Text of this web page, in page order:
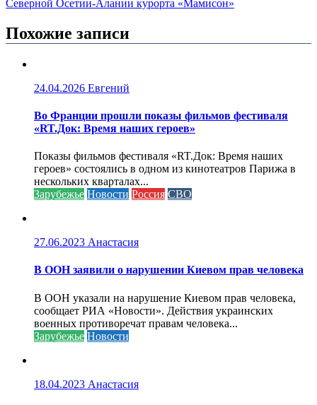
Северной Осетии-Алании курорта «Мамисон»
Похожие записи
24.04.2026 Евгений
Во Франции прошли показы фильмов фестиваля
«RT.Док: Время наших героев»
Показы фильмов фестиваля «RT.Док: Время наших
героев» состоялись в одном из кинотеатров Парижа в
нескольких кварталах...
Зарубежье Новости Россия СВО
27.06.2023 Анастасия
В ООН заявили о нарушении Киевом прав человека
В ООН указали на нарушение Киевом прав человека,
сообщает РИА «Новости». Действия украинских
военных противоречат правам человека...
Зарубежье Новости
18.04.2023 Анастасия